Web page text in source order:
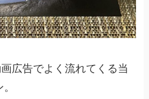
広告でよく流れてくる当